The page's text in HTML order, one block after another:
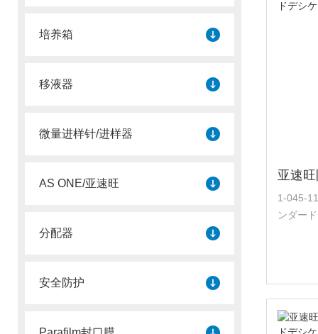
培养箱
移液器
微量进样针/进样器
AS ONE/亚速旺
分配器
安全防护
1-045-
ンダー